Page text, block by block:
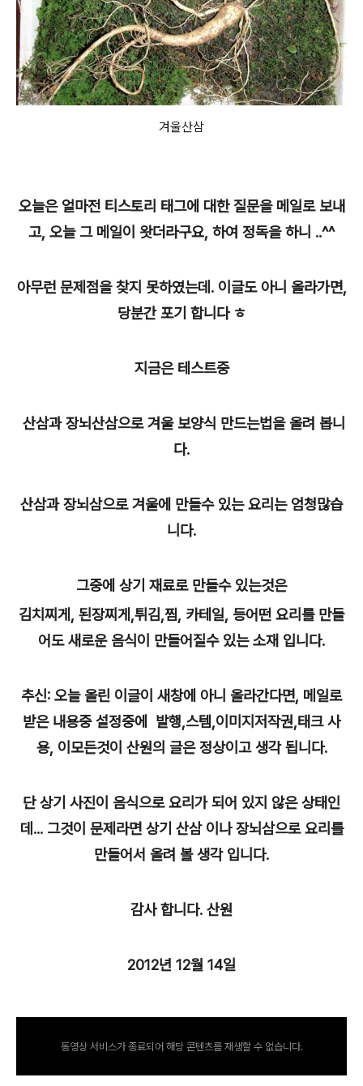
겨울산삼
오늘은 얼마전 티스토리 태그에 대한 질문을 메일로 보내
고, 오늘 그 메일이 왓더라구요, 하여 정독을 하니 ..^^
아무런 문제점을 찾지 못하였는데. 이글도 아니 올라가면,
당분간 포기 합니다 ㅎ
지금은 테스트중
산삼과 장뇌산삼으로 겨울 보양식 만드는법을 올려 봅니
다.
산삼과 장뇌삼으로 겨울에 만들수 있는 요리는 엄청많습
니다.
그중에 상기 재료로 만들수 있는것은
김치찌게, 된장찌게,튀김,찜, 카테일, 등어떤 요리를 만들
어도 새로운 음식이 만들어질수 있는 소재 입니다.
추신: 오늘 올린 이글이 새창에 아니 올라간다면, 메일로
받은 내용중 설정중에 발행,스템,이미지저작권,태크 사
용, 이모든것이 산원의 글은 정상이고 생각 됩니다.
단 상기 사진이 음식으로 요리가 되어 있지 않은 상태인
데... 그것이 문제라면 상기 산삼 이나 장뇌삼으로 요리를
만들어서 올려 볼 생각 입니다.
감사 합니다. 산원
2012년 12월 14일
동영상 서비스가 종료되어 해당 콘텐츠를 재생할 수 없습니다.